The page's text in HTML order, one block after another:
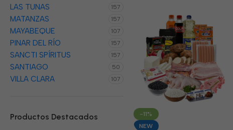
LAS TUNAS 157
MATANZAS 157
MAYABEQUE 107
PINAR DEL RÍO 157
SANCTI SPÍRITUS 157
SANTIAGO 50
VILLA CLARA 107
Productos Destacados
-11%
NEW